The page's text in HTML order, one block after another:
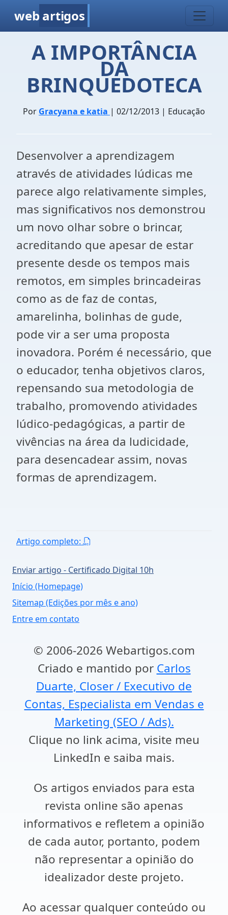
web artigos
A IMPORTÂNCIA
DA
BRINQUEDOTECA
Por Gracyana e katia | 02/12/2013 | Educação
Desenvolver a aprendizagem
através de atividades lúdicas me
parece algo relativamente simples,
mas significativos nos demonstrou
um novo olhar sobre o brincar,
acreditando que apesar de estar
presente desde os tempos mais
remotos, em simples brincadeiras
como as de faz de contas,
amarelinha, bolinhas de gude,
pode vir a ser uma proposta
inovadora. Porém é necessário, que
o educador, tenha objetivos claros,
repensando sua metodologia de
trabalho, promovendo atividades
lúdico-pedagógicas, a partir de
vivências na área da ludicidade,
para desencadear assim, novas
formas de aprendizagem.
Artigo completo:
Enviar artigo - Certificado Digital 10h
Início (Homepage)
Sitemap (Edições por mês e ano)
Entre em contato
© 2006-2026 Webartigos.com
Criado e mantido por Carlos
Duarte, Closer / Executivo de
Contas, Especialista em Vendas e
Marketing (SEO / Ads).
Clique no link acima, visite meu
LinkedIn e saiba mais.
Os artigos enviados para esta
revista online são apenas
informativos e refletem a opinião
de cada autor, portanto, podem
não representar a opinião do
idealizador deste projeto.
Ao acessar qualquer conteúdo ou